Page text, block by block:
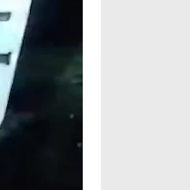
दो
दौरान
हमले में